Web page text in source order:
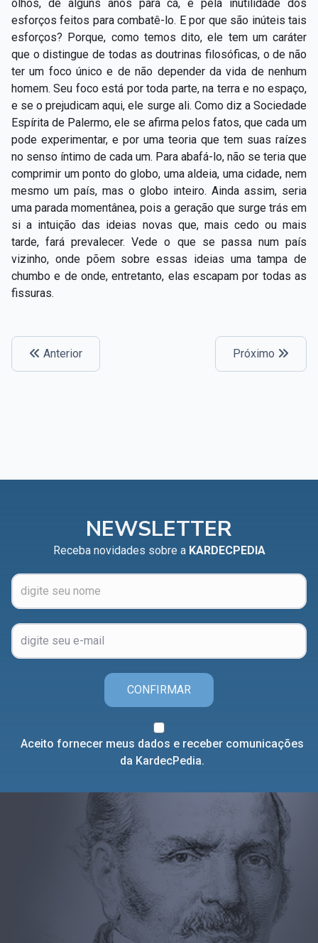
olhos, de alguns anos para cá, e pela inutilidade dos
esforços feitos para combatê-lo. E por que são inúteis tais
esforços? Porque, como temos dito, ele tem um caráter
que o distingue de todas as doutrinas filosóficas, o de não
ter um foco único e de não depender da vida de nenhum
homem. Seu foco está por toda parte, na terra e no espaço,
e se o prejudicam aqui, ele surge ali. Como diz a Sociedade
Espírita de Palermo, ele se afirma pelos fatos, que cada um
pode experimentar, e por uma teoria que tem suas raízes
no senso íntimo de cada um. Para abafá-lo, não se teria que
comprimir um ponto do globo, uma aldeia, uma cidade, nem
mesmo um país, mas o globo inteiro. Ainda assim, seria
uma parada momentânea, pois a geração que surge trás em
si a intuição das ideias novas que, mais cedo ou mais
tarde, fará prevalecer. Vede o que se passa num país
vizinho, onde põem sobre essas ideias uma tampa de
chumbo e de onde, entretanto, elas escapam por todas as
fissuras.
Anterior Próximo
NEWSLETTER
Receba novidades sobre a KARDECPEDIA
CONFIRMAR
Aceito fornecer meus dados e receber comunicações
da KardecPedia.